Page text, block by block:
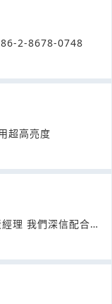
2-8678-0748
超高亮度
理 我們深信配合度